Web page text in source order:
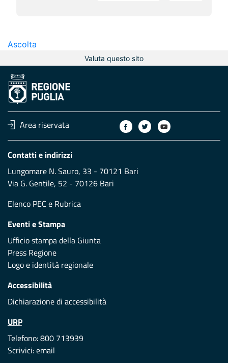
Ascolta
Valuta questo sito
Area riservata
Contatti e indirizzi
Lungomare N. Sauro, 33 - 70121 Bari
Via G. Gentile, 52 - 70126 Bari
Elenco PEC e Rubrica
Eventi e Stampa
Ufficio stampa della Giunta
Press Regione
Logo e identità regionale
Accessibilità
Dichiarazione di accessibilità
URP
Telefono: 800 713939
Scrivici:email